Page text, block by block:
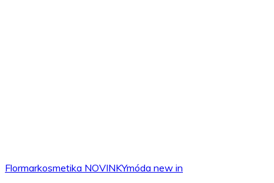
Flormarkosmetika NOVINKYmóda new in